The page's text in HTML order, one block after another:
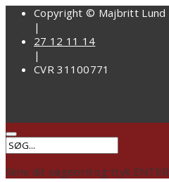
Copyright © Majbritt Lund
|
27 12 11 14
|
CVR 31100771
Skriv dit søgeord og tryk ENTER